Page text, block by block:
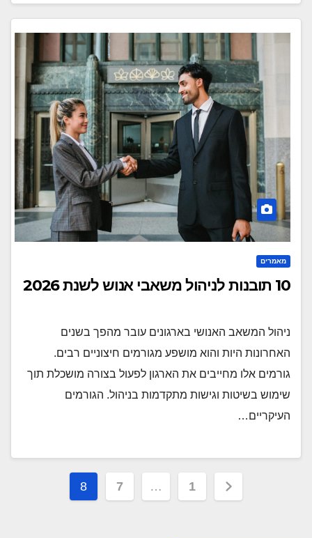
מאמרים
10 תובנות לניהול משאבי אנוש לשנת 2026
ניהול המשאב האנושי בארגונים עובר מהפך בשנים
האחרונות היות והוא מושפע מגורמים חיצוניים רבים.
גורמים אלו מחייבים את הארגון לפעול בצורה מושכלת תוך
שימוש בשיטות וגישות מתקדמות בניהול. הגורמים
העיקריים…
Posts
1
…
7
8